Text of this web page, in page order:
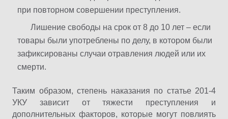
при повторном совершении преступления.
Лишение свободы на срок от 8 до 10 лет – если
товары были употреблены по делу, в котором были
зафиксированы случаи отравления людей или их
смерти.
Таким образом, степень наказания по статье 201-4
УКУ зависит от тяжести преступления и
дополнительных факторов, которые могут повлиять